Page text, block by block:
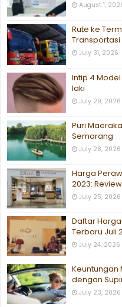
August 1,
Rute ke
July 31, 2026
Intip 4
laki
July 29, 2026
Puri
Semarang
July 28, 2026
Harga
2023:
July 25, 2026
Daftar
Terbaru Juli
July 24, 2026
Keuntungan
dengan
July 23, 2026